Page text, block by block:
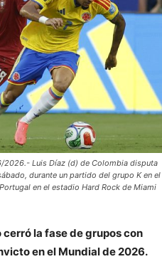
2026.- Luis Díaz (d) de Colombia disputa
durante un partido del grupo K en el
en el estadio Hard Rock de Miami
cerró la fase de grupos con
en el Mundial de 2026.